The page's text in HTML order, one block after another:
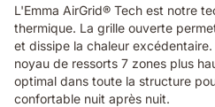
Elite
mattress,
showing
its
open-
cell
L'Emma AirGrid® Tech est notre
thermique. La grille ouverte
et dissipe la chaleur
noyau de ressorts 7 zones plus
optimal dans toute la structure
confortable nuit après nuit.